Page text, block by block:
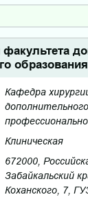
образования
Кафедра
дополнительного
Клиническая
672000,
Забайкальский
Коханского, 7,